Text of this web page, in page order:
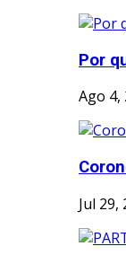
Por
Ago 4,
Jul 29,